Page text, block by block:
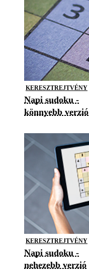
KERESZTREJTVÉNY
Napi sudoku -
könnyebb verzió
KERESZTREJTVÉNY
Napi sudoku -
nehezebb verzió